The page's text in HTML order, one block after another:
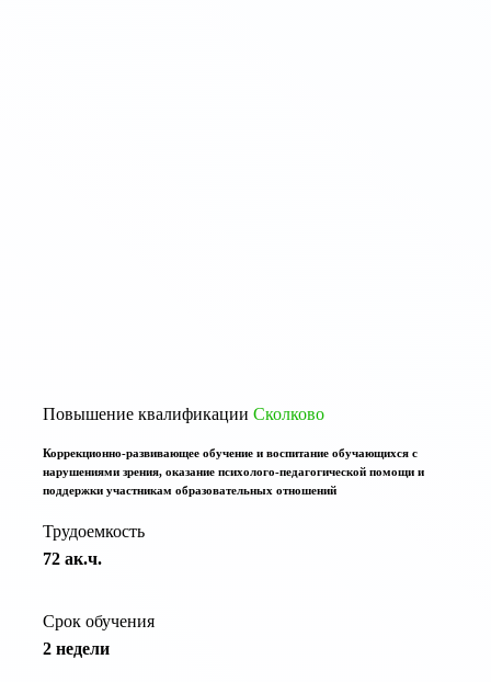
Повышение квалификации Сколково
Коррекционно-развивающее обучение и воспитание обучающихся с
нарушениями зрения, оказание психолого-педагогической помощи и
поддержки участникам образовательных отношений
Трудоемкость
72 ак.ч.
Срок обучения
2 недели